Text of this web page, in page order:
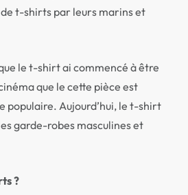
t-shirts par leurs marins et
que le t-shirt ai commencé à être
que le cette pièce est
populaire. Aujourd’hui, le t-shirt
garde-robes masculines et
?